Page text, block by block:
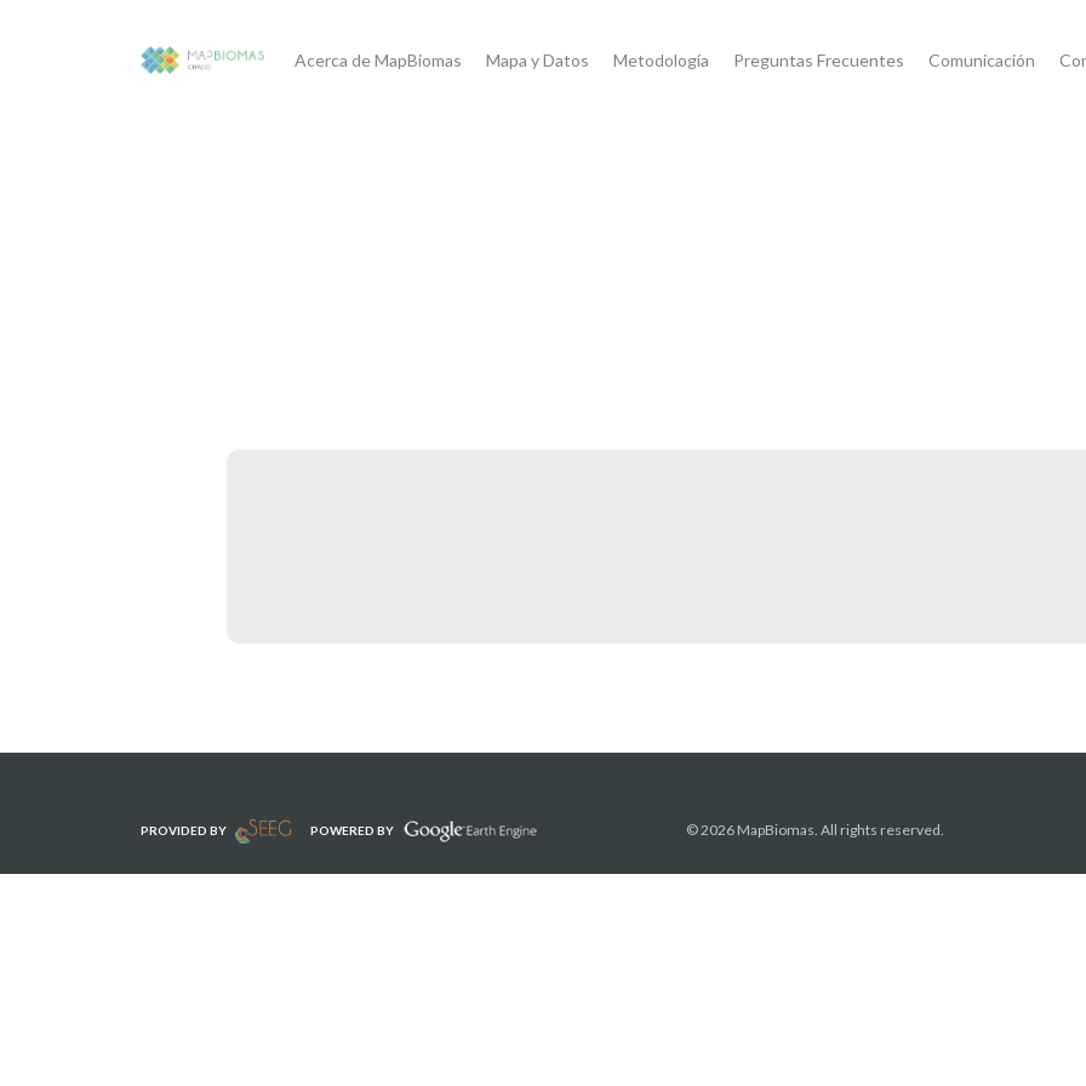
Acerca de MapBiomas Mapa y Datos Metodología Preguntas Frecuentes Comunicación
PROVIDED BY POWERED BY © 2026 MapBiomas. All rights reserved.